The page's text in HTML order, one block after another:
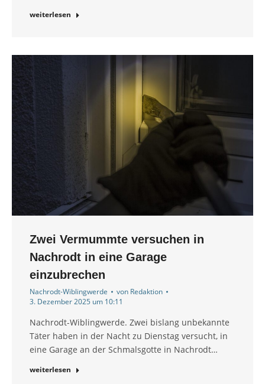
weiterlesen
Zwei Vermummte versuchen in
Nachrodt in eine Garage
einzubrechen
Nachrodt-Wiblingwerde von Redaktion
3. Dezember 2025 um 10:11
Nachrodt-Wiblingwerde. Zwei bislang unbekannte
Täter haben in der Nacht zu Dienstag versucht, in
eine Garage an der Schmalsgotte in Nachrodt…
weiterlesen